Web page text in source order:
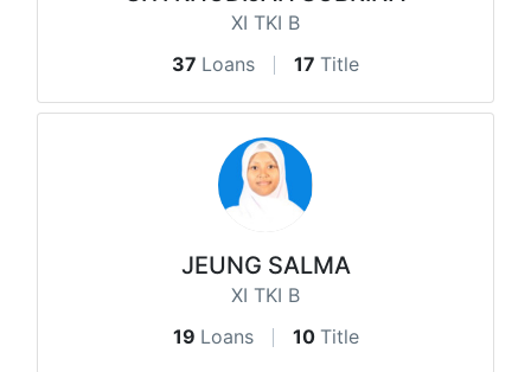
XI TKI B
37 Loans 17 Title
JEUNG SALMA
XI TKI B
19 Loans 10 Title